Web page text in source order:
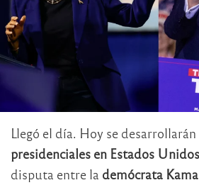
Llegó el día. Hoy se desarrollarán
presidenciales en Estados Unidos
disputa entre la demócrata